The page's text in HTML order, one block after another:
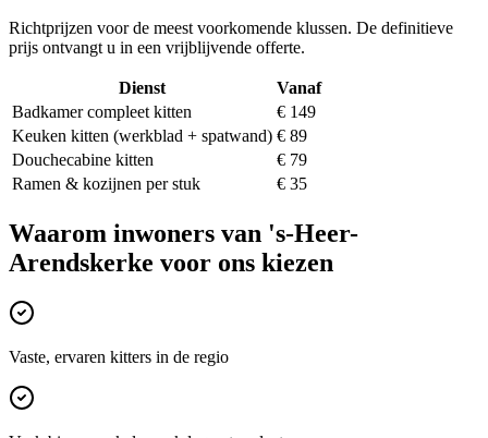
Richtprijzen voor de meest voorkomende klussen. De definitieve
prijs ontvangt u in een vrijblijvende offerte.
Dienst
Vanaf
Badkamer compleet kitten
€ 149
Keuken kitten (werkblad + spatwand) € 89
Douchecabine kitten
€ 79
Ramen & kozijnen per stuk
€ 35
Waarom inwoners van 's-Heer-
Arendskerke voor ons kiezen
Vaste, ervaren kitters in de regio